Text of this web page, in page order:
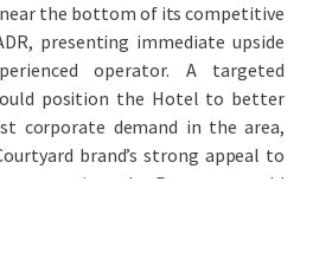
the bottom of its competitive
presenting immediate upside
operator. A targeted
position the Hotel to better
corporate demand in the area,
brand’s strong appeal to
renovation, the Property would
in the market, enabling it to